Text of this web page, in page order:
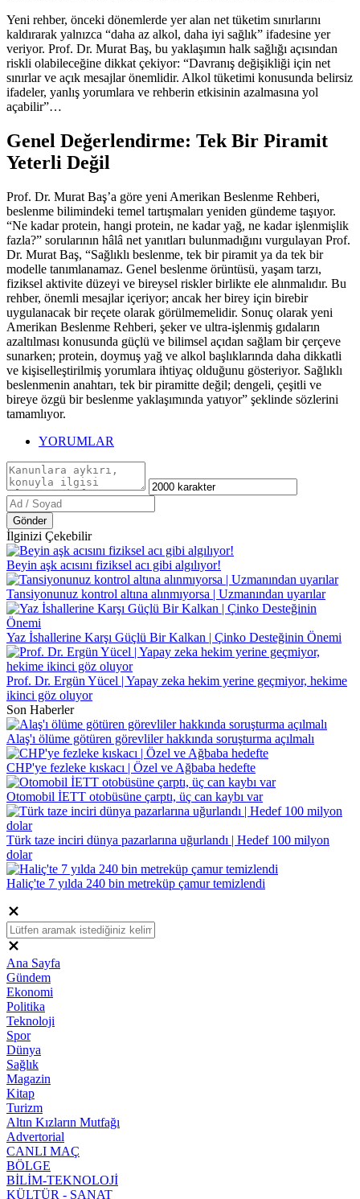
Yeni rehber, önceki dönemlerde yer alan net tüketim sınırlarını
kaldırarak yalnızca “daha az alkol, daha iyi sağlık” ifadesine yer
veriyor. Prof. Dr. Murat Baş, bu yaklaşımın halk sağlığı açısından
riskli olabileceğine dikkat çekiyor: “Davranış değişikliği için net
sınırlar ve açık mesajlar önemlidir. Alkol tüketimi konusunda belirsiz
ifadeler, yanlış yorumlara ve rehberin etkisinin azalmasına yol
açabilir”…
Genel Değerlendirme: Tek Bir Piramit
Yeterli Değil
Prof. Dr. Murat Baş’a göre yeni Amerikan Beslenme Rehberi,
beslenme bilimindeki temel tartışmaları yeniden gündeme taşıyor.
“Ne kadar protein, hangi protein, ne kadar yağ, ne kadar işlenmişlik
fazla?” sorularının hâlâ net yanıtları bulunmadığını vurgulayan Prof.
Dr. Murat Baş, “Sağlıklı beslenme, tek bir piramit ya da tek bir
modelle tanımlanamaz. Genel beslenme örüntüsü, yaşam tarzı,
fiziksel aktivite düzeyi ve bireysel riskler birlikte ele alınmalıdır. Bu
rehber, önemli mesajlar içeriyor; ancak her birey için birebir
uygulanacak bir reçete olarak görülmemelidir. Sonuç olarak yeni
Amerikan Beslenme Rehberi, şeker ve ultra-işlenmiş gıdaların
azaltılması konusunda güçlü ve bilimsel açıdan sağlam bir çerçeve
sunarken; protein, doymuş yağ ve alkol başlıklarında daha dikkatli
ve kişiselleştirilmiş yorumlara ihtiyaç olduğunu gösteriyor. Sağlıklı
beslenmenin anahtarı, tek bir piramitte değil; dengeli, çeşitli ve
bireye özgü bir beslenme yaklaşımında yatıyor” şeklinde sözlerini
tamamlıyor.
YORUMLAR
Gönder
İlginizi Çekebilir
Beyin aşk acısını fiziksel acı gibi algılıyor!
Tansiyonunuz kontrol altına alınmıyorsa | Uzmanından uyarılar
Yaz İshallerine Karşı Güçlü Bir Kalkan | Çinko Desteğinin Önemi
Prof. Dr. Ergün Yücel | Yapay zeka hekim yerine geçmiyor, hekime
ikinci göz oluyor
Son Haberler
Alaş'ı ölüme götüren görevliler hakkında soruşturma açılmalı
CHP'ye fezleke kıskacı | Özel ve Ağbaba hedefte
Otomobil İETT otobüsüne çarptı, üç can kaybı var
Türk taze inciri dünya pazarlarına uğurlandı | Hedef 100 milyon
dolar
Haliç'te 7 yılda 240 bin metreküp çamur temizlendi
Ana Sayfa
Gündem
Ekonomi
Politika
Teknoloji
Spor
Dünya
Sağlık
Magazin
Kitap
Turizm
Altın Kızların Mutfağı
Advertorial
CANLI MAÇ
BÖLGE
BİLİM-TEKNOLOJİ
KÜLTÜR - SANAT